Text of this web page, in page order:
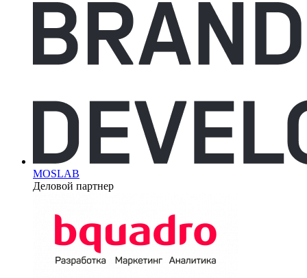
MOSLAB
Деловой партнер